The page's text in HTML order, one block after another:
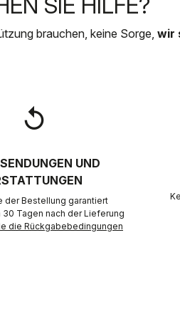
brauchen, keine Sorge, wir
replay
UND
der Bestellung garantiert
30 Tagen nach der Lieferung
die Rückgabebedingungen